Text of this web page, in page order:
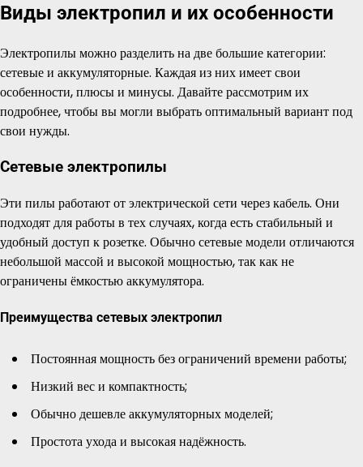
Виды электропил и их особенности
Электропилы можно разделить на две большие категории:
сетевые и аккумуляторные. Каждая из них имеет свои
особенности, плюсы и минусы. Давайте рассмотрим их
подробнее, чтобы вы могли выбрать оптимальный вариант под
свои нужды.
Сетевые электропилы
Эти пилы работают от электрической сети через кабель. Они
подходят для работы в тех случаях, когда есть стабильный и
удобный доступ к розетке. Обычно сетевые модели отличаются
небольшой массой и высокой мощностью, так как не
ограничены ёмкостью аккумулятора.
Преимущества сетевых электропил
Постоянная мощность без ограничений времени работы;
Низкий вес и компактность;
Обычно дешевле аккумуляторных моделей;
Простота ухода и высокая надёжность.